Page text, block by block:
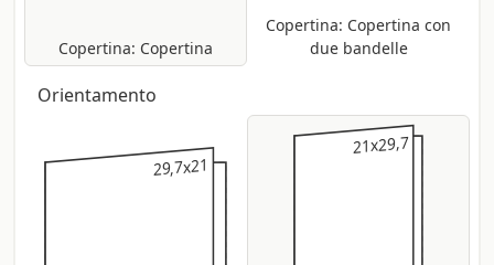
Copertina: Copertina
Copertina: Copertina con
due bandelle
Orientamento
29,7x21
29,7x21
21x29,7
21x29,7